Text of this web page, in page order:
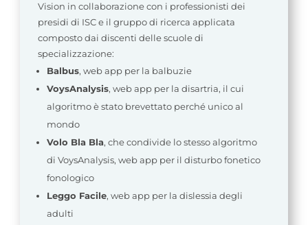
Vision in collaborazione con i professionisti dei
presidi di ISC e il gruppo di ricerca applicata
composto dai discenti delle scuole di
specializzazione:
Balbus, web app per la balbuzie
VoysAnalysis, web app per la disartria, il cui
algoritmo è stato brevettato perché unico al
mondo
Volo Bla Bla, che condivide lo stesso algoritmo
di VoysAnalysis, web app per il disturbo fonetico
fonologico
Leggo Facile, web app per la dislessia degli
adulti